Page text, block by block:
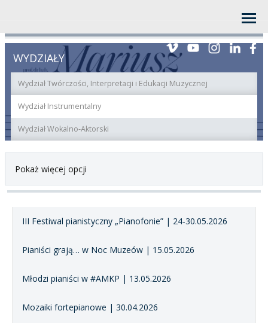
WYDZIAŁY
Wydział Twórczości, Interpretacji i Edukacji Muzycznej
Wydział Instrumentalny
Wydział Wokalno-Aktorski
Pokaż więcej opcji
III Festiwal pianistyczny „Pianofonie” | 24-30.05.2026
Pianiści grają… w Noc Muzeów | 15.05.2026
Młodzi pianiści w #AMKP | 13.05.2026
Mozaiki fortepianowe | 30.04.2026